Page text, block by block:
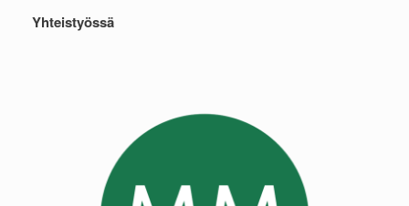
Yhteistyössä